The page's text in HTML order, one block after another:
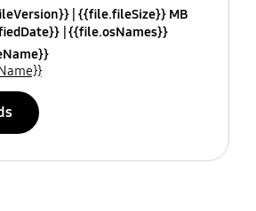
{{file.fileSize}} MB
{{file.osNames}}